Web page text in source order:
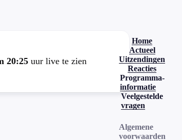
20:25 uur live te zien
Home
Actueel
Uitzendingen
Reacties
Programma-
informatie
Veelgestelde
vragen
Algemene
voorwaarden